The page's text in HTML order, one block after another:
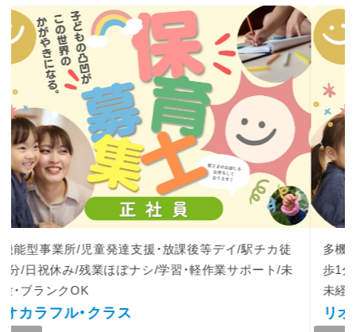
多機能型事業所/児童発達支援・放課後等デイ/駅チカ徒
歩1分/日祝休み/残業ほぼなし/PC学習・軽作業サポート/
未経験・ブランクOK
リオカラフル